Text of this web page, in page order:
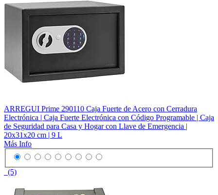
ARREGUI Prime 290110 Caja Fuerte de Acero con Cerradura
Electrónica | Caja Fuerte Electrónica con Código Programable | Caja
de Seguridad para Casa y Hogar con Llave de Emergencia |
20x31x20 cm | 9 L
Más Info
(5)